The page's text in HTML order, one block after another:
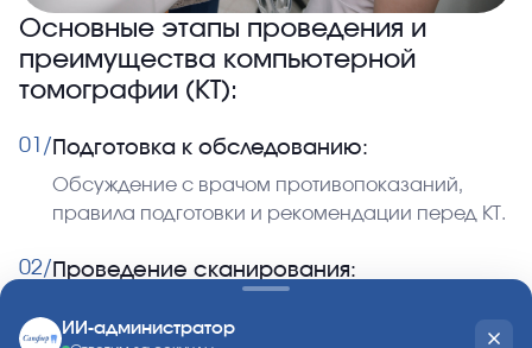
Основные этапы проведения и
преимущества компьютерной
томографии (КТ):
01/ Подготовка к обследованию:
Обсуждение с врачом противопоказаний,
правила подготовки и рекомендации перед КТ.
02/ Проведение сканирования:
выполнение серии снимков для получения